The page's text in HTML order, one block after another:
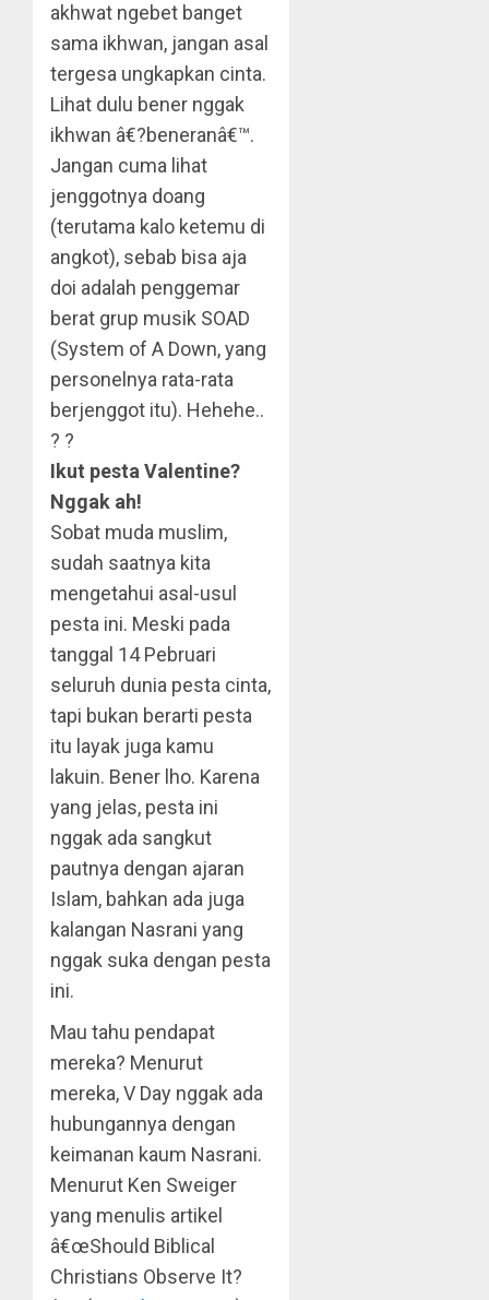
akhwat ngebet banget
sama ikhwan, jangan asal
tergesa ungkapkan cinta.
Lihat dulu bener nggak
ikhwan â€?beneranâ€™.
Jangan cuma lihat
jenggotnya doang
(terutama kalo ketemu di
angkot), sebab bisa aja
doi adalah penggemar
berat grup musik SOAD
(System of A Down, yang
personelnya rata-rata
berjenggot itu). Hehehe..
? ?
Ikut pesta Valentine?
Nggak ah!
Sobat muda muslim,
sudah saatnya kita
mengetahui asal-usul
pesta ini. Meski pada
tanggal 14 Pebruari
seluruh dunia pesta cinta,
tapi bukan berarti pesta
itu layak juga kamu
lakuin. Bener lho. Karena
yang jelas, pesta ini
nggak ada sangkut
pautnya dengan ajaran
Islam, bahkan ada juga
kalangan Nasrani yang
nggak suka dengan pesta
ini.
Mau tahu pendapat
mereka? Menurut
mereka, V Day nggak ada
hubungannya dengan
keimanan kaum Nasrani.
Menurut Ken Sweiger
yang menulis artikel
â€œShould Biblical
Christians Observe It?